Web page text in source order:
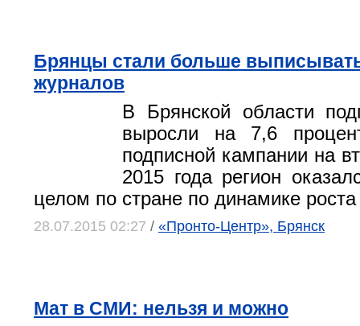
Брянцы стали больше выписывать
журналов
В Брянской области
выросли на 7,6
подписной кампании на
2015 года регион
целом по стране по динамике роста
28.07.2015 02:27 / «Пронто-Центр», Брянск
Мат в СМИ: нельзя и можно